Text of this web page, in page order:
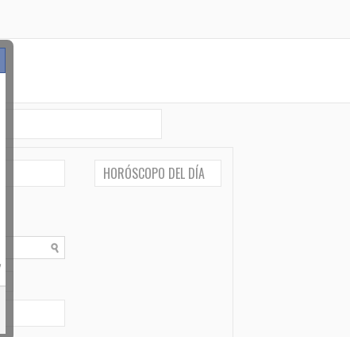
/
HORÓSCOPO DEL DÍA